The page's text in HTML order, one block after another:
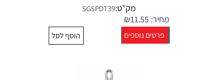
מק"ט:SGSPDT39
מחיר: ₪11.55
פרטים נוספים הוסף לסל